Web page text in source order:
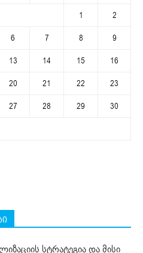
1
2
6 7 8
9
13 14 15
16
20 21 22
23
27 28 29
30
სტრატეგია და მისი